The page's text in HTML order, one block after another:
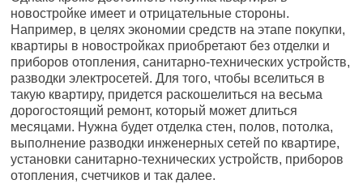
новостройке имеет и отрицательные стороны.
Например, в целях экономии средств на этапе покупки,
квартиры в новостройках приобретают без отделки и
приборов отопления, санитарно-технических устройств,
разводки электросетей. Для того, чтобы вселиться в
такую квартиру, придется раскошелиться на весьма
дорогостоящий ремонт, который может длиться
месяцами. Нужна будет отделка стен, полов, потолка,
выполнение разводки инженерных сетей по квартире,
установки санитарно-технических устройств, приборов
отопления, счетчиков и так далее.